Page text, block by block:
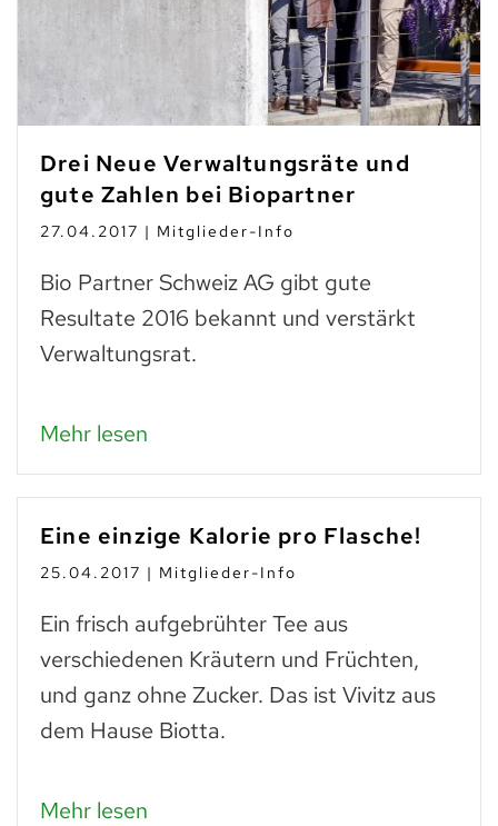
Drei Neue Verwaltungsräte und
gute Zahlen bei Biopartner
27.04.2017 | Mitglieder-Info
Bio Partner Schweiz AG gibt gute
Resultate 2016 bekannt und verstärkt
Verwaltungsrat.
Mehr lesen
Eine einzige Kalorie pro Flasche!
25.04.2017 | Mitglieder-Info
Ein frisch aufgebrühter Tee aus
verschiedenen Kräutern und Früchten,
und ganz ohne Zucker. Das ist Vivitz aus
dem Hause Biotta.
Mehr lesen